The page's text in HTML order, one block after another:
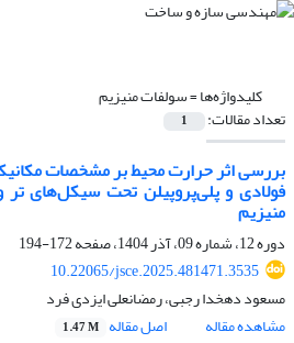
کلیدواژه‌ها =سولفات منیزیم
تعداد مقالات: 1
بررسی اثر حرارت محیط بر مشخصات
فولادی و پلی‌پروپیلن تحت سیکل‌های
منیزیم
دوره 12، شماره 09، آذر 1404، صفحه
172-194
10.22065/jsce.2025.481471.3535
مسعود دهخدا رجبی، رمضانعلی ایزدی فرد
مشاهده مقاله
اصل مقاله 1.47 M